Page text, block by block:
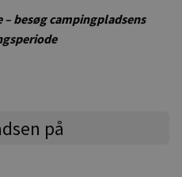
besøg campingpladsens
på